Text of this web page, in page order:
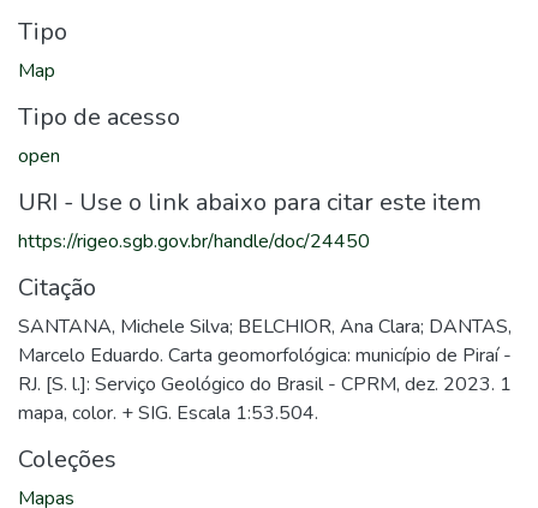
Tipo
Map
Tipo de acesso
open
URI - Use o link abaixo para citar este item
https://rigeo.sgb.gov.br/handle/doc/24450
Citação
SANTANA, Michele Silva; BELCHIOR, Ana Clara; DANTAS,
Marcelo Eduardo. Carta geomorfológica: município de Piraí -
RJ. [S. l.]: Serviço Geológico do Brasil - CPRM, dez. 2023. 1
mapa, color. + SIG. Escala 1:53.504.
Coleções
Mapas